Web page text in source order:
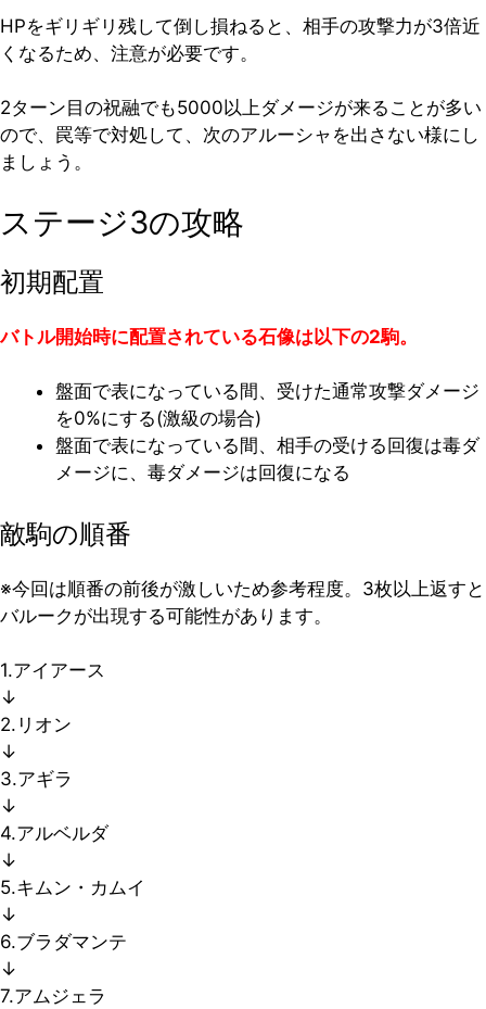
HPをギリギリ残して倒し損ねると、相手の攻撃力が3倍近
くなるため、注意が必要です。
2ターン目の祝融でも5000以上ダメージが来ることが多い
ので、罠等で対処して、次のアルーシャを出さない様にし
ましょう。
ステージ3の攻略
初期配置
バトル開始時に配置されている石像は以下の2駒。
盤面で表になっている間、受けた通常攻撃ダメージ
を0%にする(激級の場合)
盤面で表になっている間、相手の受ける回復は毒ダ
メージに、毒ダメージは回復になる
敵駒の順番
※今回は順番の前後が激しいため参考程度。3枚以上返すと
バルークが出現する可能性があります。
1.アイアース
↓
2.リオン
↓
3.アギラ
↓
4.アルベルダ
↓
5.キムン・カムイ
↓
6.ブラダマンテ
↓
7.アムジェラ